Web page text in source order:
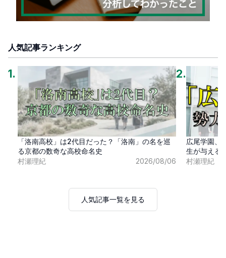
人気記事ランキング
1 .
「洛南高校」は2代目だった？「洛南」の名を巡
る京都の数奇な高校命名史
村瀬理紀
2026/08/06
2.
広尾学園、
生が与える
村瀬理紀
人気記事一覧を見る